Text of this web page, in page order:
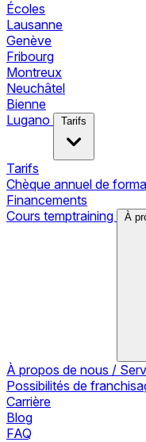
Écoles
Lausanne
Genève
Fribourg
Montreux
Neuchâtel
Bienne
Lugano
Tarifs
Tarifs
Chèque annuel de
Financements
Cours temptraining
À
À propos de nous /
Possibilités de
Carrière
Blog
FAQ